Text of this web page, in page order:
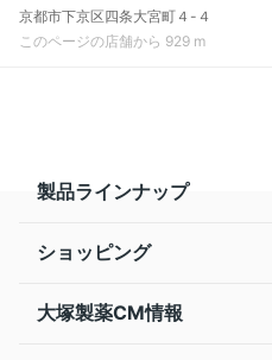
京都市下京区四条大宮町４-４
このページの店舗から 929 m
製品ラインナップ
ショッピング
大塚製薬CM情報